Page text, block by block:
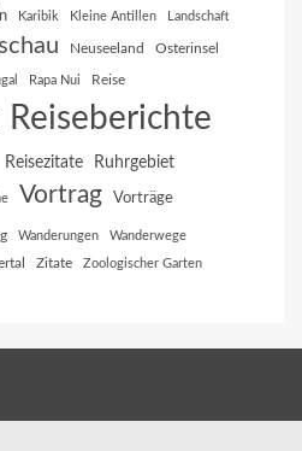
Karibik Kleine Antillen Landschaft
Neuseeland Osterinsel
Rapa Nui Reise
Reiseberichte
Reisezitate Ruhrgebiet
Vortrag Vorträge
Wanderungen Wanderwege
Zitate Zoologischer Garten